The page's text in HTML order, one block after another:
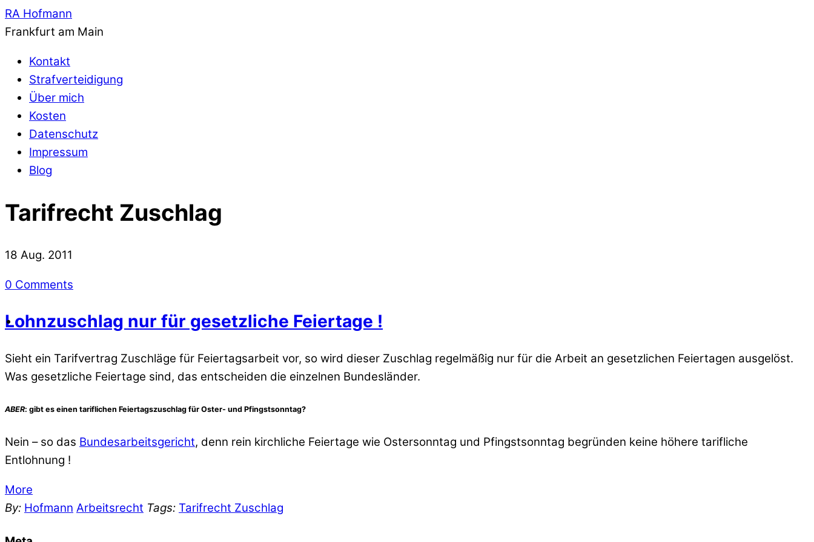
RA Hofmann
Frankfurt am Main
Kontakt
Strafverteidigung
Über mich
Kosten
Datenschutz
Impressum
Blog
Tarifrecht Zuschlag
18 Aug. 2011
0 Comments
Lohnzuschlag nur für gesetzliche Feiertage !
Sieht ein Tarifvertrag Zuschläge für Feiertagsarbeit vor, so wird dieser Zuschlag regelmäßig nur für die Arbeit an gesetzlichen Feiertagen ausgelöst.
Was gesetzliche Feiertage sind, das entscheiden die einzelnen Bundesländer.
ABER: gibt es einen tariflichen Feiertagszuschlag für Oster- und Pfingstsonntag?
Nein – so das Bundesarbeitsgericht, denn rein kirchliche Feiertage wie Ostersonntag und Pfingstsonntag begründen keine höhere tarifliche
Entlohnung !
More
By: Hofmann Arbeitsrecht Tags: Tarifrecht Zuschlag